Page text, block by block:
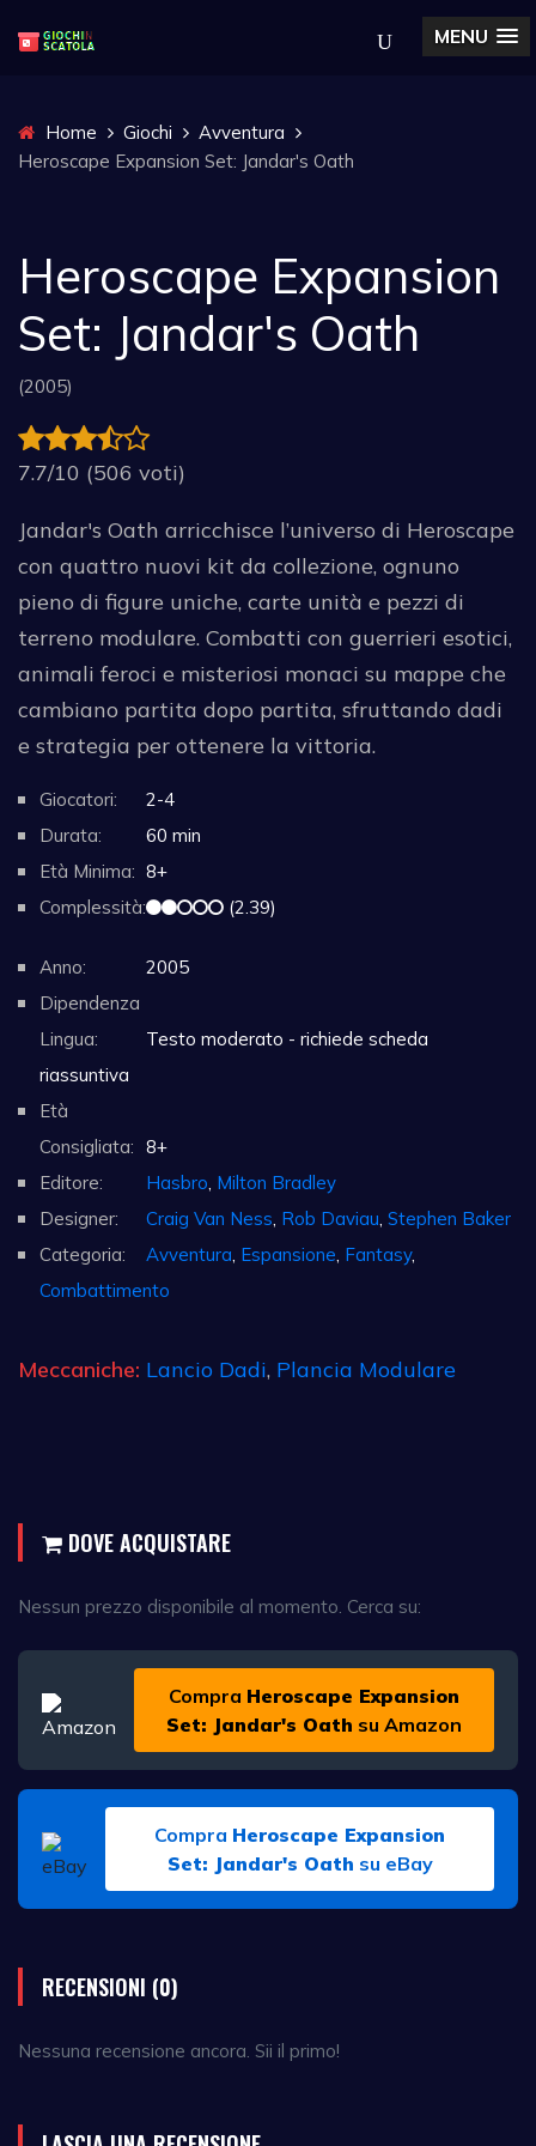
MENU
Home Giochi
Avventura
Heroscape Expansion Set: Jandar's Oath
Heroscape Expansion
Set: Jandar's Oath
(2005)
7.7/10 (506 voti)
Jandar's Oath arricchisce l’universo di Heroscape
con quattro nuovi kit da collezione, ognuno
pieno di figure uniche, carte unità e pezzi di
terreno modulare. Combatti con guerrieri esotici,
animali feroci e misteriosi monaci su mappe che
cambiano partita dopo partita, sfruttando dadi
e strategia per ottenere la vittoria.
Giocatori:
2-4
Durata:
60 min
Età Minima: 8+
Complessità:
(2.39)
Anno:
2005
Dipendenza
Lingua:
Testo moderato - richiede scheda
riassuntiva
Età
Consigliata: 8+
Editore:
Hasbro Milton Bradley
Designer:
Craig Van Ness Rob Daviau Stephen Baker
Categoria:
Avventura Espansione Fantasy,
Combattimento
Meccaniche: Lancio Dadi, Plancia Modulare
DOVE ACQUISTARE
Nessun prezzo disponibile al momento. Cerca su:
Compra Heroscape Expansion
Set: Jandar's Oath su Amazon
Compra Heroscape Expansion
Set: Jandar's Oath su eBay
RECENSIONI (0)
Nessuna recensione ancora. Sii il primo!